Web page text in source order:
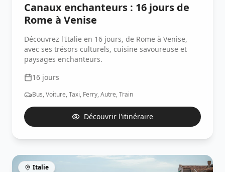
Canaux enchanteurs : 16 jours de
Rome à Venise
Découvrez l'Italie en 16 jours, de Rome à Venise,
avec ses trésors culturels, cuisine savoureuse et
paysages enchanteurs.
16 jours
Bus, Voiture, Taxi, Ferry, Autre, Train
Découvrir l'itinéraire
Italie